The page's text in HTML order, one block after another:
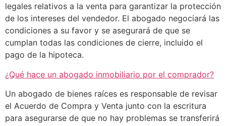
legales relativos a la venta para garantizar la protección
de los intereses del vendedor. El abogado negociará las
condiciones a su favor y se asegurará de que se
cumplan todas las condiciones de cierre, incluido el
pago de la hipoteca.
¿Qué hace un abogado inmobiliario por el comprador?
Un abogado de bienes raíces es responsable de revisar
el Acuerdo de Compra y Venta junto con la escritura
para asegurarse de que no hay problemas se transferirá